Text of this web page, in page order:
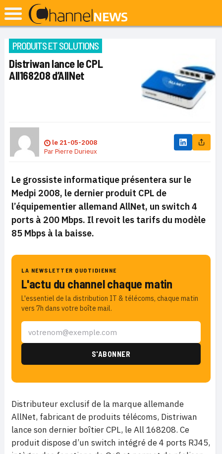
PRODUITS ET SOLUTIONS
Distriwan lance le CPL
All168208 d’AllNet
le 21-05-2008
ParPierre Durieux
Le grossiste informatique présentera sur le
Medpi 2008, le dernier produit CPL de
l’équipementier allemand AllNet, un switch 4
ports à 200 Mbps. Il revoit les tarifs du modèle
85 Mbps à la baisse.
LA NEWSLETTER QUOTIDIENNE
L'actu du channel chaque matin
L'essentiel de la distribution IT & télécoms, chaque matin
vers 7h dans votre boîte mail.
Distributeur exclusif de la marque allemande
AllNet, fabricant de produits télécoms, Distriwan
lance son dernier boîtier CPL, le All 168208. Ce
produit dispose d’un switch intégré de 4 ports RJ45,